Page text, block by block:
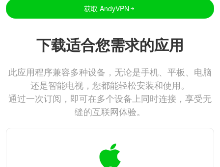
获取 AndyVPN
下载适合您需求的应用
此应用程序兼容多种设备，无论是手机、平板、电脑
还是智能电视，您都能轻松安装和使用。
通过一次订阅，即可在多个设备上同时连接，享受无
缝的互联网体验。